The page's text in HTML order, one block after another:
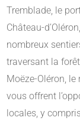
Tremblade, le
Château-
nombreux
traversant la
Moëze-Oléron, le
vous offrent
locales, y